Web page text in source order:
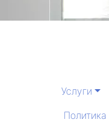
Услуги